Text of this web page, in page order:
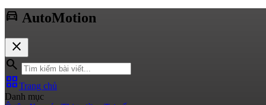
directions_car AutoMotion
close
search
grid_viewTrang chủ
Danh mục